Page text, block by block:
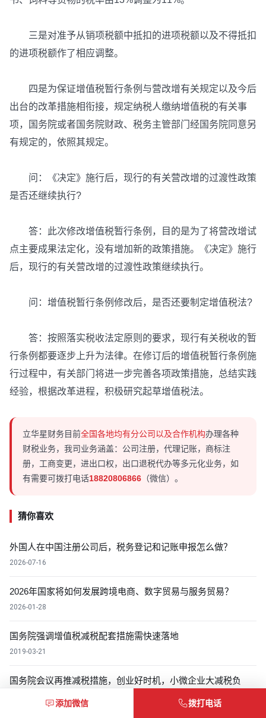
三是对准予从销项税额中抵扣的进项税额以及不得抵扣
的进项税额作了相应调整。
四是为保证增值税暂行条例与营改增有关规定以及今后
出台的改革措施相衔接，规定纳税人缴纳增值税的有关事
项，国务院或者国务院财政、税务主管部门经国务院同意另
有规定的，依照其规定。
问：《决定》施行后，现行的有关营改增的过渡性政策
是否还继续执行?
答：此次修改增值税暂行条例，目的是为了将营改增试
点主要成果法定化，没有增加新的政策措施。《决定》施行
后，现行的有关营改增的过渡性政策继续执行。
问：增值税暂行条例修改后，是否还要制定增值税法?
答：按照落实税收法定原则的要求，现行有关税收的暂
行条例都要逐步上升为法律。在修订后的增值税暂行条例施
行过程中，有关部门将进一步完善各项政策措施，总结实践
经验，根据改革进程，积极研究起草增值税法。
立华星财务目前全国各地均有分公司以及合作机构办理各种
财税业务，我司业务涵盖：公司注册，代理记账，商标注
册，工商变更，进出口权，出口退税代办等多元化业务，如
有需要可拨打电话18820806866 （微信）。
猜你喜欢
外国人在中国注册公司后，税务登记和记账申报怎么做？
2026-07-16
2026年国家将如何发展跨境电商、数字贸易与服务贸易？
2026-01-28
国务院强调增值税减税配套措施需快速落地
2019-03-21
国务院会议再推减税措施，创业好时机，小微企业大减税负
添加微信 拨打电话